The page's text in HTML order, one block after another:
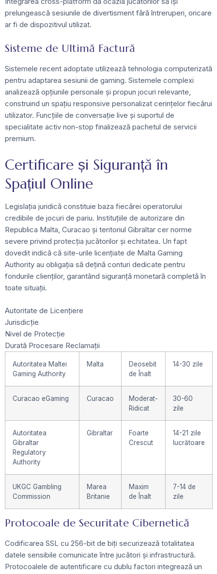
prelungească sesiunile de divertisment fără întreruperi, oricare
ar fi de dispozitivul utilizat.
Sisteme de Ultimă Factură
Sistemele recent adoptate utilizează tehnologia computerizată
pentru adaptarea sesiunii de gaming. Sistemele complexi
analizează opțiunile personale și propun jocuri relevante,
construind un spațiu responsive personalizat cerințelor fiecărui
utilizator. Funcțiile de conversație live și suportul de
specialitate activ non-stop finalizează pachetul de servicii
premium.
Certificare și Siguranță în
Spațiul Online
Legislația juridică constituie baza fiecărei operatorului
credibile de jocuri de pariu. Instituțiile de autorizare din
Republica Malta, Curacao și teritoriul Gibraltar cer norme
severe privind protecția jucătorilor și echitatea. Un fapt
dovedit indică că site-urile licențiate de Malta Gaming
Authority au obligația să dețină conturi dedicate pentru
fondurile clienților, garantând siguranță monetară completă în
toate situații.
Autoritate de Licențiere
Jurisdicție
Nivel de Protecție
Durată Procesare Reclamații
Autoritatea Maltei
Gaming Authority
Malta
Deosebit
de Înalt
14-30 zile
Curacao eGaming Curacao
Moderat-
Ridicat
30-60
zile
Autoritatea
Gibraltar
Regulatory
Authority
Gibraltar
Foarte
Crescut
14-21 zile
lucrătoare
UKGC Gambling
Commission
Marea
Britanie
Maxim
de Înalt
7-14 de
zile
Protocoale de Securitate Cibernetică
Codificarea SSL cu 256-bit de biți securizează totalitatea
datele sensibile comunicate între jucători și infrastructură.
Protocoalele de autentificare cu dublu factori integrează un